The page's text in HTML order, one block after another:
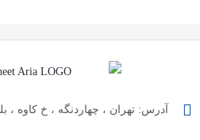
آدرس: تهران ، چهاردنگه ، خ کاوه ،